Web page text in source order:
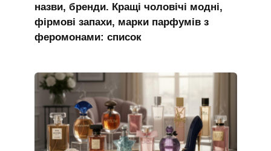
назви, бренди. Кращі чоловічі модні,
фірмові запахи, марки парфумів з
феромонами: список